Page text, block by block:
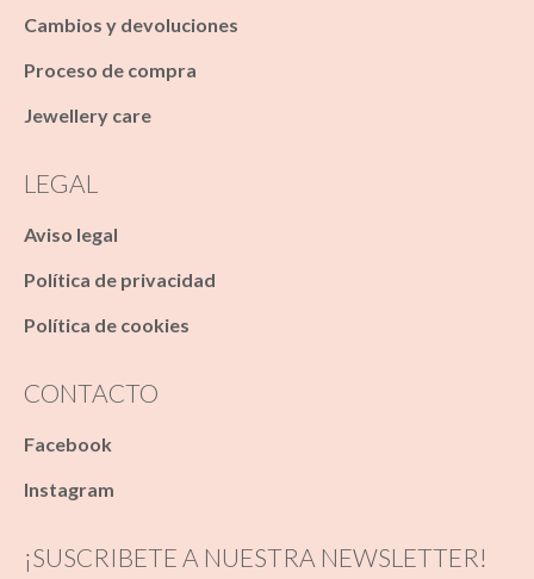
Cambios y devoluciones
Proceso de compra
Jewellery care
LEGAL
Aviso legal
Política de privacidad
Política de cookies
CONTACTO
Facebook
Instagram
¡SUSCRIBETE A NUESTRA NEWSLETTER!